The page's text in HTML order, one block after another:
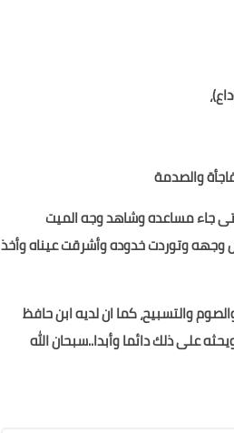
والصدمة
جاء مساعده وشاهد وجه الميت
وتوردت خدوده وأشرقت عيناه وأخذ
والتسبيح، كما ان لديه ابن حافظ
على ذلك دائما وأبدا..سبحان الله